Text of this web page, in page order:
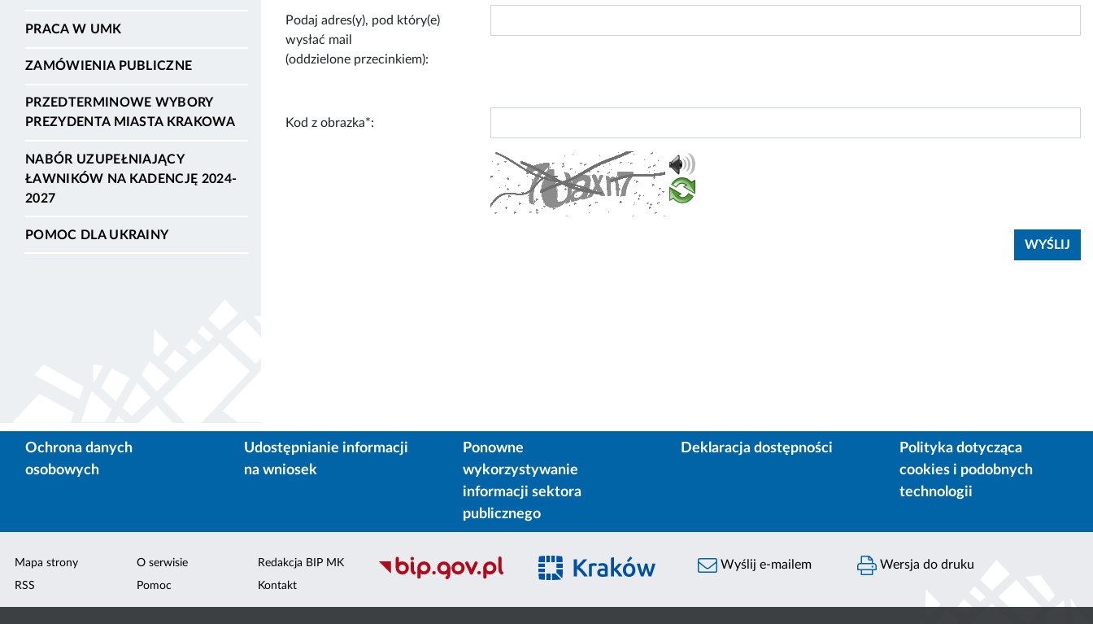
PRACA W UMK
ZAMÓWIENIA PUBLICZNE
PRZEDTERMINOWE WYBORY
PREZYDENTA MIASTA KRAKOWA
NABÓR UZUPEŁNIAJĄCY
ŁAWNIKÓW NA KADENCJĘ 2024-
2027
POMOC DLA UKRAINY
Podaj adres(y), pod który(e)
wysłać mail
(oddzielone przecinkiem):
Kod z obrazka*:
Ochrona danych
osobowych
Udostępnianie informacji
na wniosek
Ponowne
wykorzystywanie
informacji sektora
publicznego
Deklaracja dostępności
Polityka dotycząca
cookies i podobnych
technologii
Mapa strony
RSS
O serwisie
Pomoc
Redakcja BIP MK
Kontakt
Wyślij e-mailem Wersja do druku